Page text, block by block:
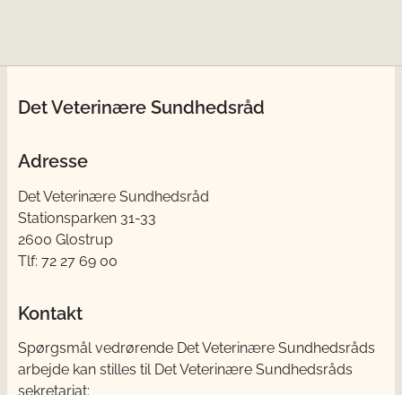
Det Veterinære Sundhedsråd
Adresse
Det Veterinære Sundhedsråd
Stationsparken 31-33
2600 Glostrup
Tlf: 72 27 69 00
Kontakt
Spørgsmål vedrørende Det Veterinære Sundhedsråds
arbejde kan stilles til Det Veterinære Sundhedsråds
sekretariat: